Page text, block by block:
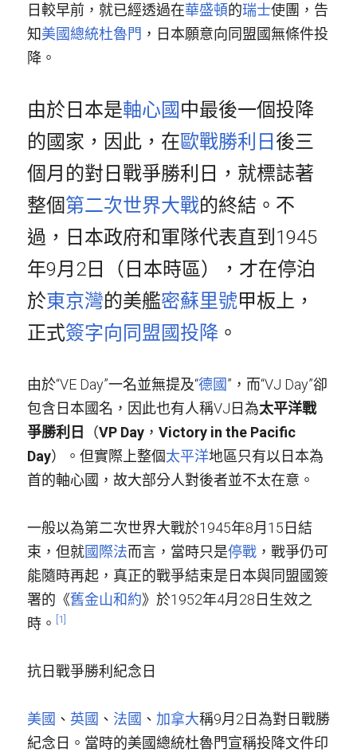
日較早前，就已經透過在華盛頓的瑞士使團，告
知美國總統杜魯門 ，日本願意向同盟國無條件投
降。
由於日本是軸心國中最後一個投降
的國家，因此，在歐戰勝利日 後三
個月的對日戰爭勝利日，就標誌著
整個第二次世界大戰的終結。不
過，日本政府和軍隊代表直到1945
年9月2日（日本時區），才在停泊
於東京灣的美艦密蘇里號甲板上，
正式簽字向同盟國投降 。
由於“VE Day”一名並無提及“德國”，而“VJ Day”卻
包含日本國名，因此也有人稱VJ日為太平洋戰
爭勝利日
（VP Day ， Victory in the Pacific
Day）。但實際上整個太平洋地區只有以日本為
首的軸心國，故大部分人對後者並不太在意。
一般以為第二次世界大戰於1945年8月15日結
束，但就國際法而言，當時只是停戰 ，戰爭仍可
能隨時再起，真正的戰爭結束是日本與同盟國簽
署的《舊金山和約》於1952年4月28日生效之
時。 [1]
抗日戰爭勝利紀念日
美國 、 英國 、 法國 、 加拿大稱9月2日為對日戰勝
紀念日。當時的美國總統杜魯門宣稱投降文件印